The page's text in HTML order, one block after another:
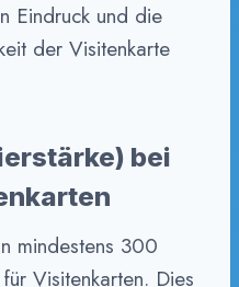
Eindruck und die
der Visitenkarte
bei
mindestens 300
Visitenkarten. Dies